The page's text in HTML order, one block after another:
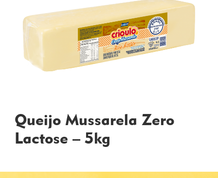
Queijo Mussarela Zero
Lactose – 5kg